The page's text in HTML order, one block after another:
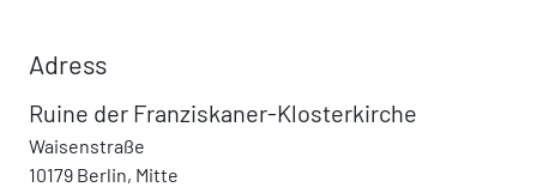
Adress
Ruine der Franziskaner-Klosterkirche
Waisenstraße
10179 Berlin, Mitte